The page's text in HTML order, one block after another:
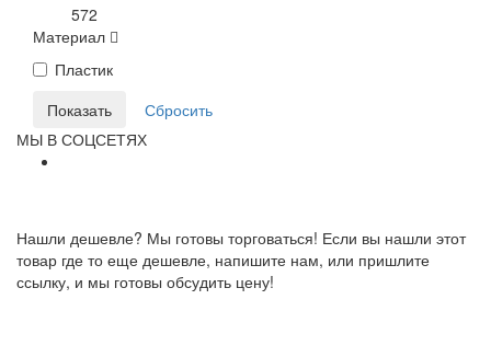
572
Материал
Пластик
МЫ В СОЦСЕТЯХ
Нашли дешевле? Мы готовы торговаться! Если вы нашли этот
товар где то еще дешевле, напишите нам, или пришлите
ссылку, и мы готовы обсудить цену!